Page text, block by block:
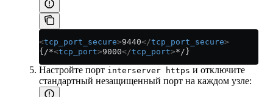
<tcp_port_secure>9440</tcp_port_secure>
{/*<tcp_port>9000</tcp_port>*/}
Настройте порт interserver https и отключите
стандартный незащищенный порт на каждом узле: